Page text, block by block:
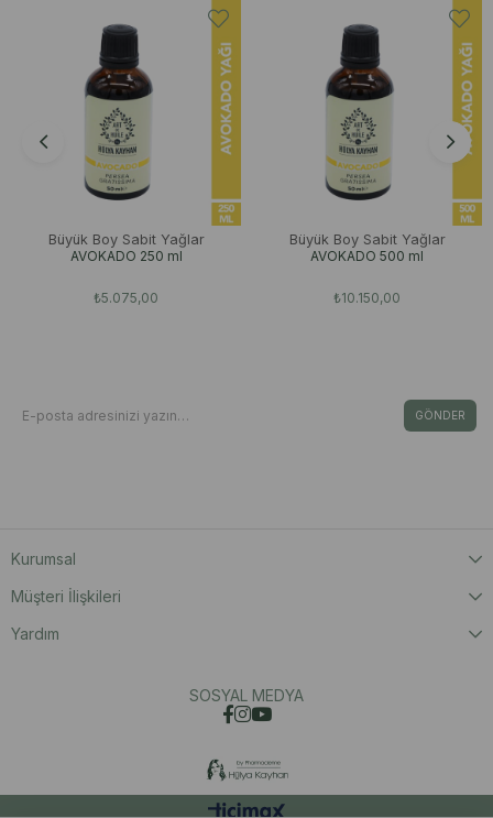
Büyük Boy Sabit Yağlar
AVOKADO 250 ml
₺5.075,00
Büyük Boy Sabit Yağlar
AVOKADO 500 ml
₺10.150,00
GÖNDER
Kurumsal
Müşteri İlişkileri
Yardım
SOSYAL MEDYA